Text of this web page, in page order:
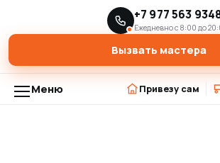
Модели триммеров ›
Ремонт бензинового триммера Husqvarna 135R
Москве
+7 977 563
Ежедневно с 8:00 до
Вызвать мастера
Меню Привезу сам